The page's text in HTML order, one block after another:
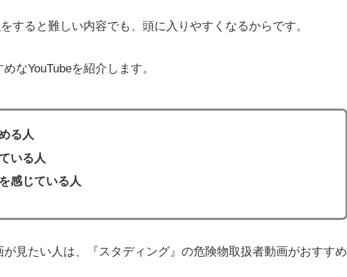
すると難しい内容でも、頭に入りやすくなるからです。
なYouTubeを紹介します。
る人
いる人
感じている人
見たい人は、『スタディング』の危険物取扱者動画がおすすめ